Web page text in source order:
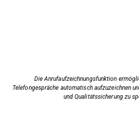
Die Anrufaufzeichnungsfunktion
Telefongespräche automatisch aufzuzeichnen
und Qualitätssicherung zu